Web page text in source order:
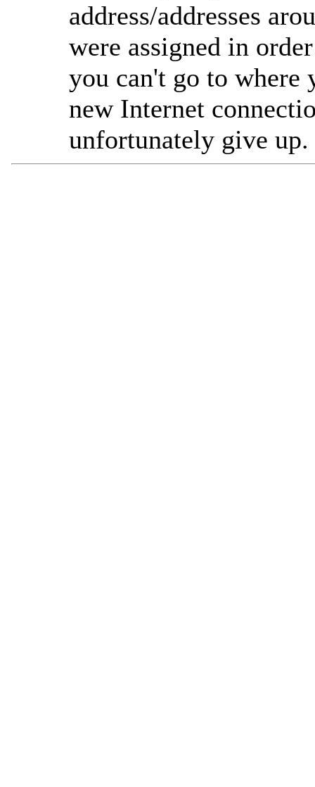
address/addresses
were assigned in
you can't go to where
new Internet
unfortunately give up.